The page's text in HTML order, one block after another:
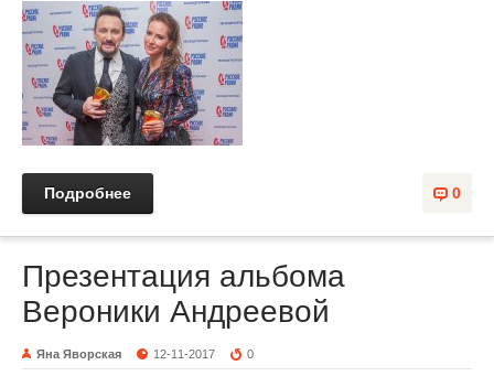
0
Подробнее
Презентация альбома
Вероники Андреевой
Яна Яворская 12-11-2017 0